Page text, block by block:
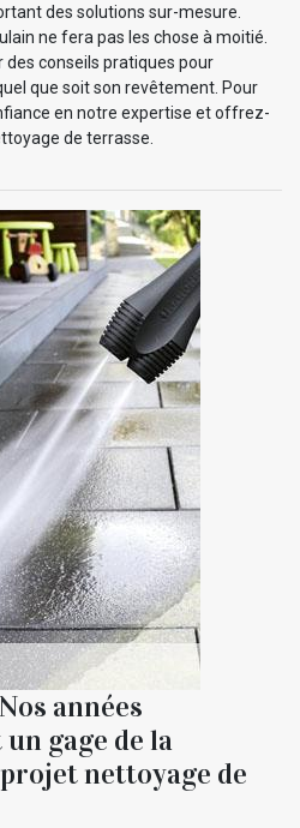
des solutions sur-mesure.
ne fera pas les chose à moitié.
des conseils pratiques pour
que soit son revêtement. Pour
en notre expertise et offrez-
de terrasse.
années
gage de la
nettoyage de